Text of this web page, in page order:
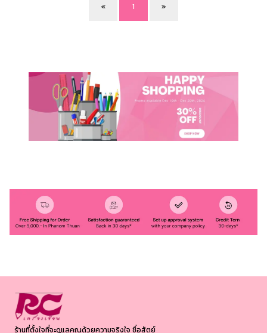
« 1 »
ร้านที่ตั้งใจที่จะดูแลคุณด้วยความจริงใจ ซื่อสัตย์